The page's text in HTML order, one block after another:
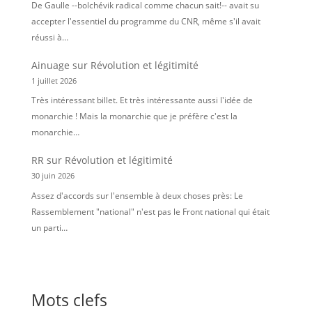
De Gaulle --bolchévik radical comme chacun sait!-- avait su
accepter l'essentiel du programme du CNR, même s'il avait
réussi à…
Ainuage sur Révolution et légitimité
1 juillet 2026
Très intéressant billet. Et très intéressante aussi l'idée de
monarchie ! Mais la monarchie que je préfère c'est la
monarchie…
RR sur Révolution et légitimité
30 juin 2026
Assez d'accords sur l'ensemble à deux choses près: Le
Rassemblement "national" n'est pas le Front national qui était
un parti…
Mots clefs